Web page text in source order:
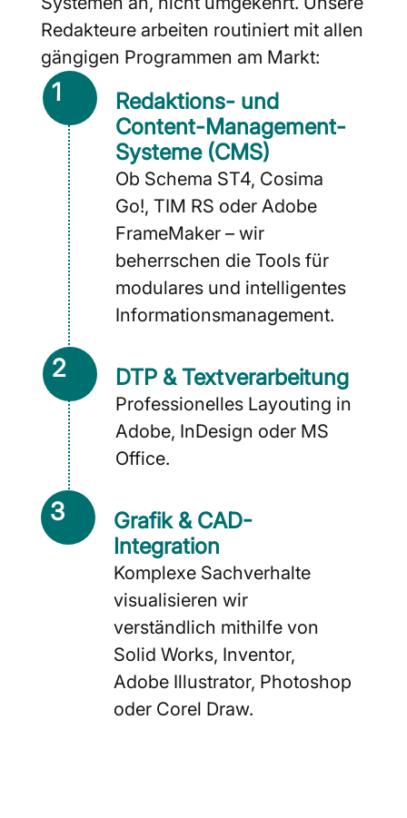
Redakteure arbeiten routiniert mit allen
gängigen Programmen am Markt:
1
Redaktions- und
Content-Management-
Systeme (CMS)
Ob Schema ST4, Cosima
Go!, TIM RS oder Adobe
FrameMaker – wir
beherrschen die Tools für
modulares und intelligentes
Informationsmanagement.
2 DTP & Textverarbeitung
Professionelles Layouting in
Adobe, InDesign oder MS
Office.
3
Grafik & CAD-
Integration
Komplexe Sachverhalte
visualisieren wir
verständlich mithilfe von
Solid Works, Inventor,
Adobe Illustrator, Photoshop
oder Corel Draw.